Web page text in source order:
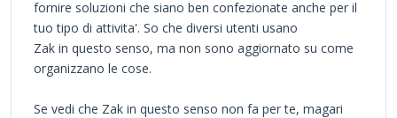
fornire soluzioni che siano ben confezionate anche per il
tuo tipo di attivita'. So che diversi utenti usano
Zak in questo senso, ma non sono aggiornato su come
organizzano le cose.
Se vedi che Zak in questo senso non fa per te, magari